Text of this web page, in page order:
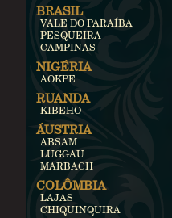
BRASIL
VALE DO PARAÍBA
PESQUEIRA
CAMPINAS
NIGÉRIA
AOKPE
RUANDA
KIBEHO
ÁUSTRIA
ABSAM
LUGGAU
MARBACH
COLÔMBIA
LAJAS
CHIQUINQUIRA